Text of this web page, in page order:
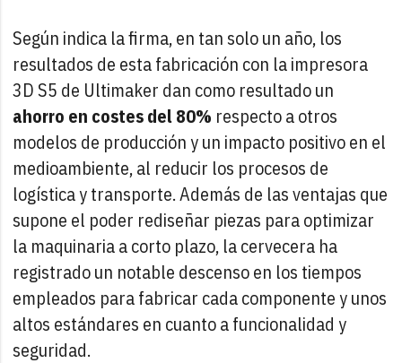
Según indica la firma, en tan solo un año, los
resultados de esta fabricación con la impresora
3D S5 de Ultimaker dan como resultado un
ahorro en costes del 80% respecto a otros
modelos de producción y un impacto positivo en el
medioambiente, al reducir los procesos de
logística y transporte. Además de las ventajas que
supone el poder rediseñar piezas para optimizar
la maquinaria a corto plazo, la cervecera ha
registrado un notable descenso en los tiempos
empleados para fabricar cada componente y unos
altos estándares en cuanto a funcionalidad y
seguridad.